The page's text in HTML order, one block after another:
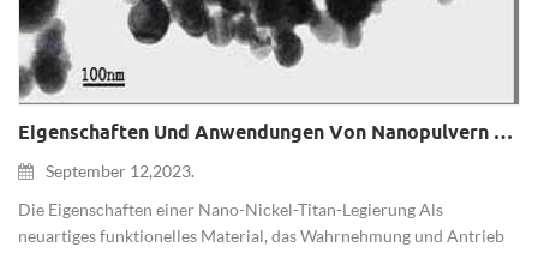
Eigenschaften Und Anwendungen Von Nanopulvern Aus Einer Nickel-Titan-Legierung (Ni-Ti).
September 12,2023.
Die Eigenschaften einer Nano-Nickel-Titan-Legierung Als
neuartiges funktionelles Material, das Wahrnehmung und Antrieb